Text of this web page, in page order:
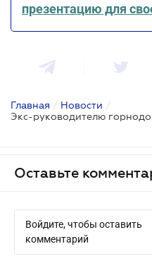
презентацию для
Главная / Новости /
Оставьте
Войдите, чтобы оставить
комментарий